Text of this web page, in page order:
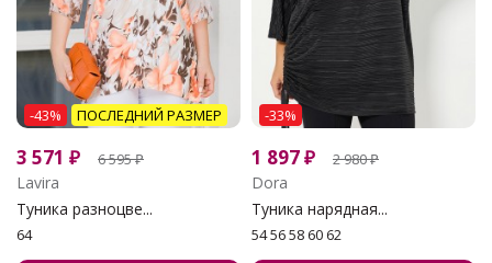
-43% ПОСЛЕДНИЙ РАЗМЕР
3 571 ₽ 6 595₽
Lavira
Туника разноцве...
64
-33%
1 897₽ 2 980₽
Dora
Туника нарядная...
54 56 58 60 62